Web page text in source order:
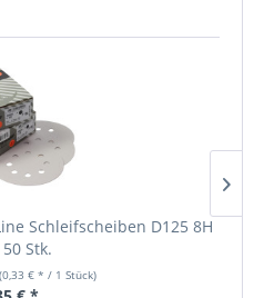
Schleifscheiben D125 8H
50 Stk.
(0,33 € * / 1 Stück)